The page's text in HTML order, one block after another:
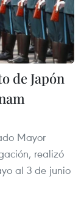
de Japón
Mayor
realizó
al 3 de junio